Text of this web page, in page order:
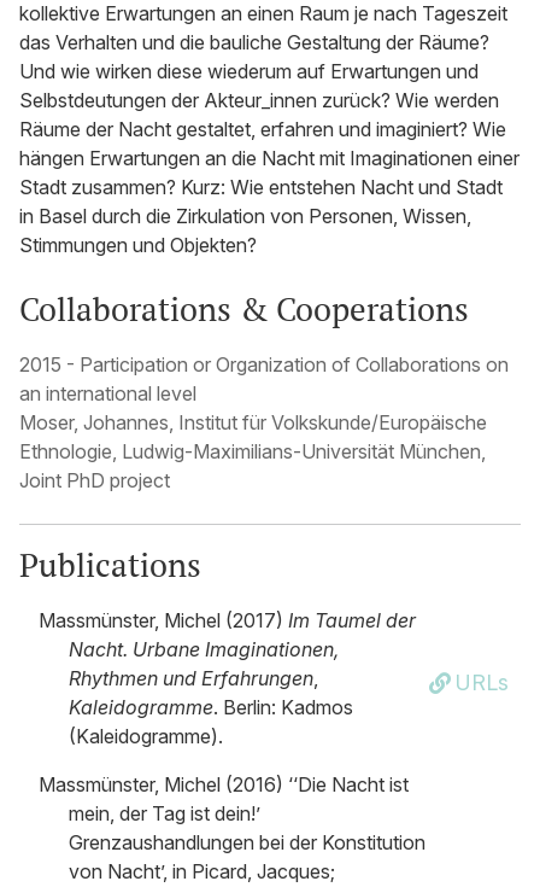
kollektive Erwartungen an einen Raum je nach Tageszeit
das Verhalten und die bauliche Gestaltung der Räume?
Und wie wirken diese wiederum auf Erwartungen und
Selbstdeutungen der Akteur_innen zurück? Wie werden
Räume der Nacht gestaltet, erfahren und imaginiert? Wie
hängen Erwartungen an die Nacht mit Imaginationen einer
Stadt zusammen? Kurz: Wie entstehen Nacht und Stadt
in Basel durch die Zirkulation von Personen, Wissen,
Stimmungen und Objekten?
Collaborations & Cooperations
2015 - Participation or Organization of Collaborations on
an international level
Moser, Johannes, Institut für Volkskunde/Europäische
Ethnologie, Ludwig-Maximilians-Universität München,
Joint PhD project
Publications
Massmünster, Michel (2017) Im Taumel der
Nacht. Urbane Imaginationen,
Rhythmen und Erfahrungen,
Kaleidogramme. Berlin: Kadmos
(Kaleidogramme).
URLs
Massmünster, Michel (2016) ‘‘Die Nacht ist
mein, der Tag ist dein!’
Grenzaushandlungen bei der Konstitution
von Nacht’, in Picard, Jacques;